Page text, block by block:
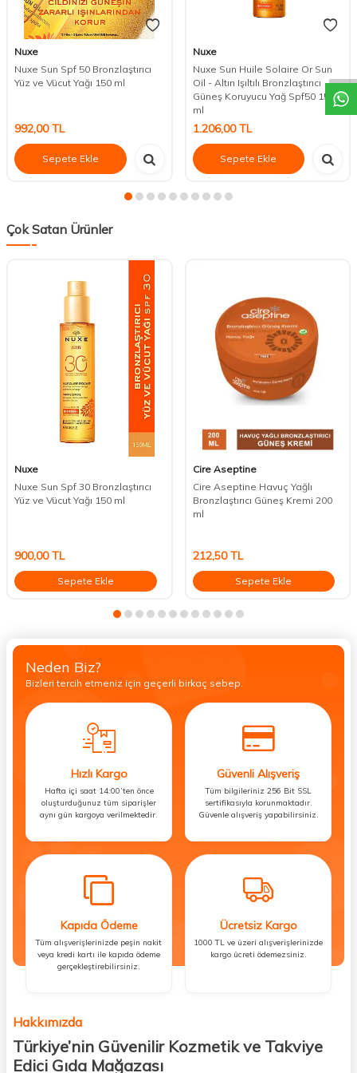
Nuxe
Nuxe Sun Spf 50 Bronzlaştırıcı
Yüz ve Vücut Yağı 150 ml
992,00TL
Sepete Ekle
Nuxe
Nuxe Sun Huile Solaire Or Sun
Oil - Altın Işıltılı Bronzlaştırıcı
Güneş Koruyucu Yağ Spf50 150
ml
1.206,00TL
Sepete Ekle
Çok Satan Ürünler
Nuxe
Nuxe Sun Spf 30 Bronzlaştırıcı
Yüz ve Vücut Yağı 150 ml
900,00TL
Sepete Ekle
Cire Aseptine
Cire Aseptine Havuç Yağlı
Bronzlaştırıcı Güneş Kremi 200
ml
212,50TL
Sepete Ekle
Neden Biz?
Bizleri tercih etmeniz için geçerli birkaç sebep.
Hızlı Kargo
Hafta içi saat 14:00’ten önce
oluşturduğunuz tüm siparişler
aynı gün kargoya verilmektedir.
Güvenli Alışveriş
Tüm bilgileriniz 256 Bit SSL
sertifikasıyla korunmaktadır.
Güvenle alışveriş yapabilirsiniz.
Kapıda Ödeme
Tüm alışverişlerinizde peşin nakit
veya kredi kartı ile kapıda ödeme
gerçekleştirebilirsiniz.
Ücretsiz Kargo
1000 TL ve üzeri alışverişlerinizde
kargo ücreti ödemezsiniz.
Hakkımızda
Türkiye’nin Güvenilir Kozmetik ve Takviye
Edici Gıda Mağazası